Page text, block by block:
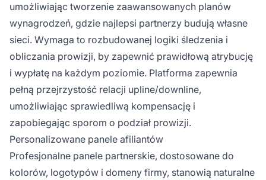
umożliwiając tworzenie zaawansowanych planów
wynagrodzeń, gdzie najlepsi partnerzy budują własne
sieci. Wymaga to rozbudowanej logiki śledzenia i
obliczania prowizji, by zapewnić prawidłową atrybucję
i wypłatę na każdym poziomie. Platforma zapewnia
pełną przejrzystość relacji upline/downline,
umożliwiając sprawiedliwą kompensację i
zapobiegając sporom o podział prowizji.
Personalizowane panele afiliantów
Profesjonalne panele partnerskie, dostosowane do
kolorów, logotypów i domeny firmy, stanowią naturalne